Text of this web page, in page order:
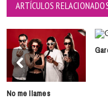
ARTÍCULOS
No me llames